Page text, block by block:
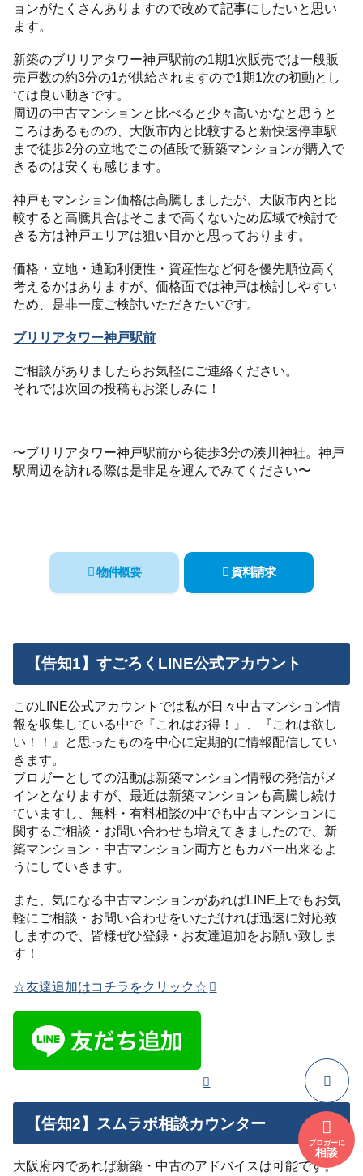
ョンがたくさんありますので改めて記事にしたいと思い
ます。
新築のブリリアタワー神戸駅前の1期1次販売では一般販
売戸数の約3分の1が供給されますので1期1次の初動とし
ては良い動きです。
周辺の中古マンションと比べると少々高いかなと思うと
ころはあるものの、大阪市内と比較すると新快速停車駅
まで徒歩2分の立地でこの値段で新築マンションが購入で
きるのは安くも感じます。
神戸もマンション価格は高騰しましたが、大阪市内と比
較すると高騰具合はそこまで高くないため広域で検討で
きる方は神戸エリアは狙い目かと思っております。
価格・立地・通勤利便性・資産性など何を優先順位高く
考えるかはありますが、価格面では神戸は検討しやすい
ため、是非一度ご検討いただきたいです。
ブリリアタワー神戸駅前
ご相談がありましたらお気軽にご連絡ください。
それでは次回の投稿もお楽しみに！
〜ブリリアタワー神戸駅前から徒歩3分の湊川神社。神戸
駅周辺を訪れる際は是非足を運んでみてください〜
物件概要 資料請求
【告知1】すごろくLINE公式アカウント
このLINE公式アカウントでは私が日々中古マンション情
報を収集している中で『これはお得！』、『これは欲し
い！！』と思ったものを中心に定期的に情報配信してい
きます。
ブロガーとしての活動は新築マンション情報の発信がメ
インとなりますが、最近は新築マンションも高騰し続け
ていますし、無料・有料相談の中でも中古マンションに
関するご相談・お問い合わせも増えてきましたので、新
築マンション・中古マンション両方ともカバー出来るよ
うにしていきます。
また、気になる中古マンションがあればLINE上でもお気
軽にご相談・お問い合わせをいただければ迅速に対応致
しますので、皆様ぜひ登録・お友達追加をお願い致しま
す！
☆友達追加はコチラをクリック☆
【告知2】スムラボ相談カウンター
大阪府内であれば新築・中古のアドバイスは可能です。
ブロガーに
相談